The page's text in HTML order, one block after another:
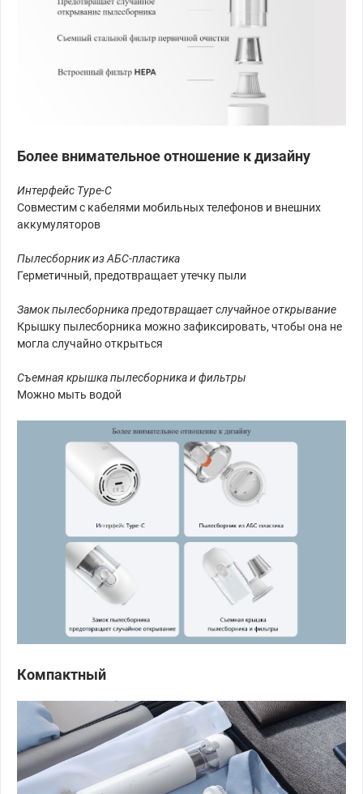
Более внимательное отношение к дизайну
Интерфейс Type-C
Совместим с кабелями мобильных телефонов и внешних
аккумуляторов
Пылесборник из АБС-пластика
Герметичный, предотвращает утечку пыли
Замок пылесборника предотвращает случайное открывание
Крышку пылесборника можно зафиксировать, чтобы она не
могла случайно открыться
Съемная крышка пылесборника и фильтры
Можно мыть водой
Компактный